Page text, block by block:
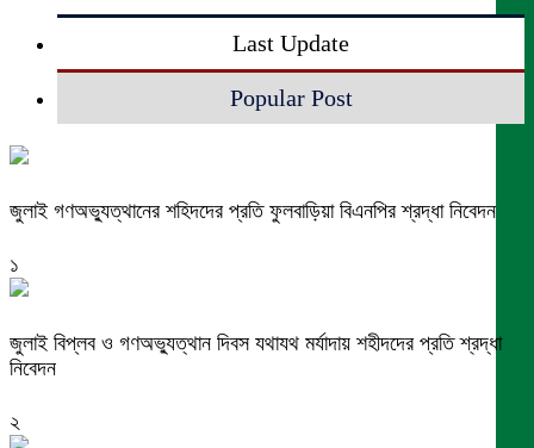
Last Update
Popular Post
জুলাই গণঅভ্যুত্থানের শহিদদের প্রতি ফুলবাড়িয়া বিএনপির শ্রদ্ধা নিবেদন
১
জুলাই বিপ্লব ও গণঅভ্যুত্থান দিবস যথাযথ মর্যাদায় শহীদদের প্রতি শ্রদ্ধা
নিবেদন
২